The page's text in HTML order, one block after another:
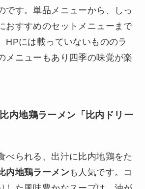
です。単品メニューから、しっ
おすすめのセットメニューまで
HPには載っていないもののラ
メニューもあり四季の味覚が楽
内地鶏ラーメン「比内ドリー
べられる、出汁に比内地鶏をた
内地鶏ラーメンも人気です。コ